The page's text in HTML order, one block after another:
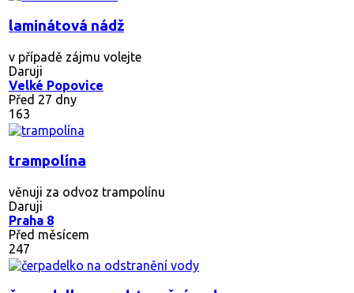
laminátová nádž
v případě zájmu volejte
Daruji
Velké Popovice
Před 27 dny
163
trampolína
věnuji za odvoz trampolínu
Daruji
Praha 8
Před měsícem
247